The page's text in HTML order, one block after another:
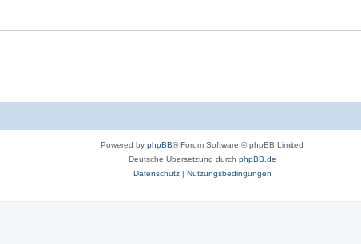
Powered by phpBB® Forum Software © phpBB Limited
Deutsche Übersetzung durch phpBB.de
Datenschutz| Nutzungsbedingungen